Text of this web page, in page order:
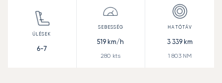
6-7
519 km/h
280 kts
3 339km
1 803NM